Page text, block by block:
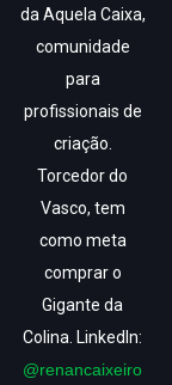
da Aquela Caixa,
comunidade
para
profissionais de
criação.
Torcedor do
Vasco, tem
como meta
comprar o
Gigante da
Colina. LinkedIn:
@renancaixeiro